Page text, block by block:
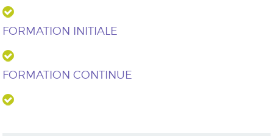
FORMATION INITIALE
FORMATION CONTINUE